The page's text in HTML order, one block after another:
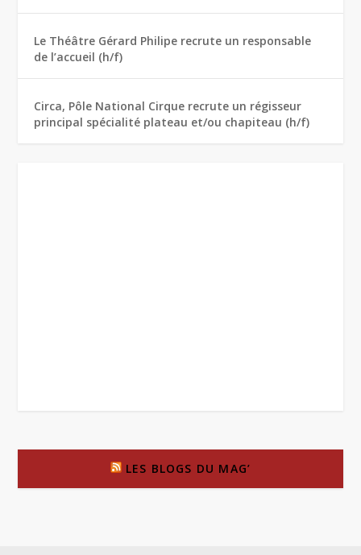
Le Théâtre Gérard Philipe recrute un responsable
de l’accueil (h/f)
Circa, Pôle National Cirque recrute un régisseur
principal spécialité plateau et/ou chapiteau (h/f)
LES BLOGS DU MAG’